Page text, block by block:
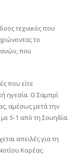
τεχνικός που
το
που
που είτε
ηγεσία. Ο Σαμπρί
αμέσως μετά την
5-1 από τη Σουηδία.
απειλές για τη
Κορέας.